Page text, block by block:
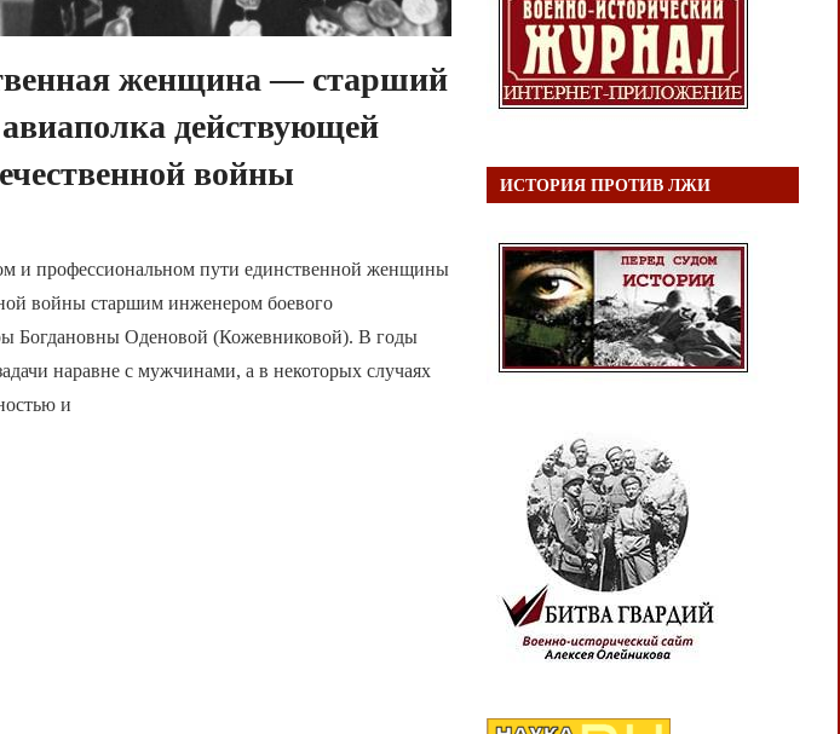
женщина — старший
действующей
войны
и профессиональном пути единственной женщины
войны старшим инженером боевого
Богдановны Оденовой (Кожевниковой). В годы
наравне с мужчинами, а в некоторых случаях
и
ИСТОРИЯ ПРОТИВ ЛЖИ